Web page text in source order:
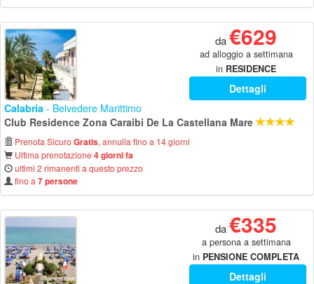
da€629
ad alloggio a settimana
in RESIDENCE
Dettagli
Calabria - Belvedere Marittimo
Club Residence Zona Caraibi De La Castellana Mare
Prenota Sicuro Gratis, annulla fino a 14 giorni
Ultima prenotazione 4 giorni fa
ultimi 2 rimanenti a questo prezzo
fino a 7 persone
da€335
a persona a settimana
in PENSIONE COMPLETA
Dettagli